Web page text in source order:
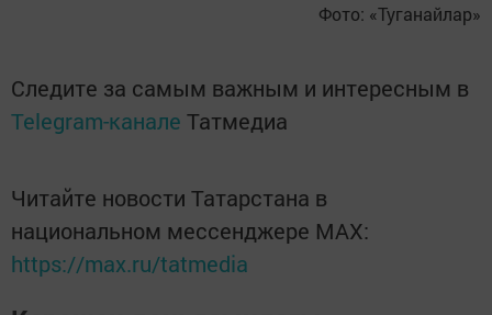
Фото: «Туганайлар»
Следите за самым важным и интересным в
Telegram-канале Татмедиа
Читайте новости Татарстана в
национальном мессенджере MАХ:
https://max.ru/tatmedia